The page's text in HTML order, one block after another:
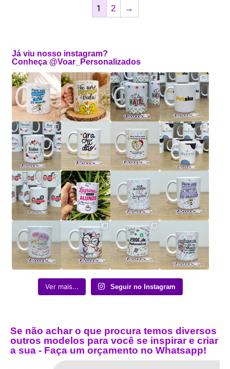
1 2 →
Já viu nosso instagram?
Conheça @Voar_Personalizados
Ver mais... Seguir no Instagram
Se não achar o que procura temos diversos
outros modelos para você se inspirar e criar
a sua - Faça um orçamento no Whatsapp!